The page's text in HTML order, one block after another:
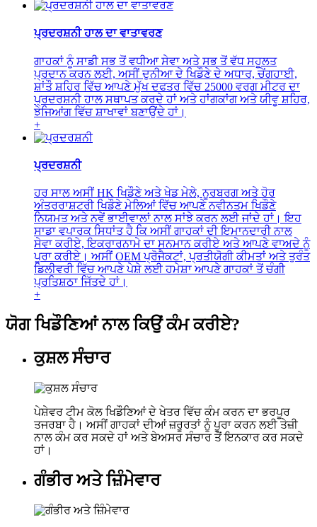
ਪ੍ਰਦਰਸ਼ਨੀ ਹਾਲ ਦਾ ਵਾਤਾਵਰਣ
ਗਾਹਕਾਂ ਨੂੰ ਸਾਡੀ ਸਭ ਤੋਂ ਵਧੀਆ ਸੇਵਾ ਅਤੇ ਸਭ ਤੋਂ ਵੱਧ ਸਹੂਲਤ
ਪ੍ਰਦਾਨ ਕਰਨ ਲਈ, ਅਸੀਂ ਦੁਨੀਆ ਦੇ ਖਿਡੌਣੇ ਦੇ ਅਧਾਰ, ਚੇਂਗਹਾਈ,
ਸ਼ਾਂਤੌ ਸ਼ਹਿਰ ਵਿੱਚ ਆਪਣੇ ਮੁੱਖ ਦਫਤਰ ਵਿੱਚ 25000 ਵਰਗ ਮੀਟਰ ਦਾ
ਪ੍ਰਦਰਸ਼ਨੀ ਹਾਲ ਸਥਾਪਤ ਕਰਦੇ ਹਾਂ ਅਤੇ ਹਾਂਗਕਾਂਗ ਅਤੇ ਯੀਵੂ ਸ਼ਹਿਰ,
ਝੇਜਿਆਂਗ ਵਿੱਚ ਸ਼ਾਖਾਵਾਂ ਬਣਾਉਂਦੇ ਹਾਂ।
+
ਪ੍ਰਦਰਸ਼ਨੀ
ਹਰ ਸਾਲ ਅਸੀਂ HK ਖਿਡੌਣੇ ਅਤੇ ਖੇਡ ਮੇਲੇ, ਨੂਰਬਰਗ ਅਤੇ ਹੋਰ
ਅੰਤਰਰਾਸ਼ਟਰੀ ਖਿਡੌਣੇ ਮੇਲਿਆਂ ਵਿੱਚ ਆਪਣੇ ਨਵੀਨਤਮ ਖਿਡੌਣੇ
ਨਿਯਮਤ ਅਤੇ ਨਵੇਂ ਭਾਈਵਾਲਾਂ ਨਾਲ ਸਾਂਝੇ ਕਰਨ ਲਈ ਜਾਂਦੇ ਹਾਂ। ਇਹ
ਸਾਡਾ ਵਪਾਰਕ ਸਿਧਾਂਤ ਹੈ ਕਿ ਅਸੀਂ ਗਾਹਕਾਂ ਦੀ ਇਮਾਨਦਾਰੀ ਨਾਲ
ਸੇਵਾ ਕਰੀਏ, ਇਕਰਾਰਨਾਮੇ ਦਾ ਸਨਮਾਨ ਕਰੀਏ ਅਤੇ ਆਪਣੇ ਵਾਅਦੇ ਨੂੰ
ਪੂਰਾ ਕਰੀਏ। ਅਸੀਂ OEM ਪ੍ਰੋਜੈਕਟਾਂ, ਪ੍ਰਤੀਯੋਗੀ ਕੀਮਤਾਂ ਅਤੇ ਤੁਰੰਤ
ਡਿਲੀਵਰੀ ਵਿੱਚ ਆਪਣੇ ਪੇਸ਼ੇ ਲਈ ਹਮੇਸ਼ਾ ਆਪਣੇ ਗਾਹਕਾਂ ਤੋਂ ਚੰਗੀ
ਪ੍ਰਤਿਸ਼ਠਾ ਜਿੱਤਦੇ ਹਾਂ।
+
ਯੋਗ ਖਿਡੌਣਿਆਂ ਨਾਲ ਕਿਉਂ ਕੰਮ ਕਰੀਏ?
ਕੁਸ਼ਲ ਸੰਚਾਰ
ਪੇਸ਼ੇਵਰ ਟੀਮ ਕੋਲ ਖਿਡੌਣਿਆਂ ਦੇ ਖੇਤਰ ਵਿੱਚ ਕੰਮ ਕਰਨ ਦਾ ਭਰਪੂਰ
ਤਜਰਬਾ ਹੈ। ਅਸੀਂ ਗਾਹਕਾਂ ਦੀਆਂ ਜ਼ਰੂਰਤਾਂ ਨੂੰ ਪੂਰਾ ਕਰਨ ਲਈ ਤੇਜ਼ੀ
ਨਾਲ ਕੰਮ ਕਰ ਸਕਦੇ ਹਾਂ ਅਤੇ ਬੇਅਸਰ ਸੰਚਾਰ ਤੋਂ ਇਨਕਾਰ ਕਰ ਸਕਦੇ
ਹਾਂ।
ਗੰਭੀਰ ਅਤੇ ਜ਼ਿੰਮੇਵਾਰ